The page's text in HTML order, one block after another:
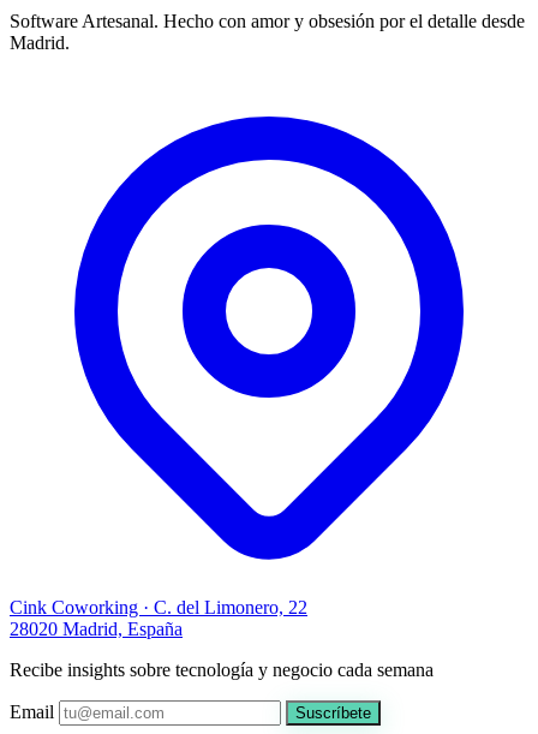
Software Artesanal. Hecho con amor y obsesión por el detalle desde
Madrid.
Cink Coworking · C. del Limonero, 22
28020 Madrid, España
Recibe insights sobre tecnología y negocio cada semana
Email Suscríbete